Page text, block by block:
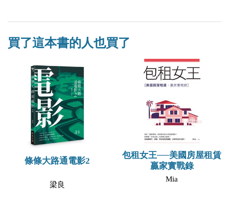
買了這本書的人也買了
條條大路通電影2
梁良
包租女王──美國房屋租賃
贏家實戰錄
Mia